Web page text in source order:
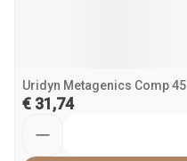
Uridyn Metagenics Comp 45
€ 31,74